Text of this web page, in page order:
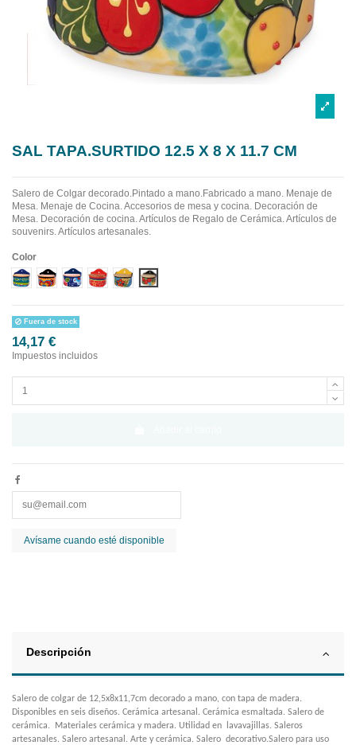
SAL TAPA.SURTIDO 12.5 X 8 X 11.7 CM
Salero de Colgar decorado.Pintado a mano.Fabricado a mano. Menaje de
Mesa. Menaje de Cocina. Accesorios de mesa y cocina. Decoración de
Mesa. Decoración de cocina. Artículos de Regalo de Cerámica. Artículos de
souvenirs. Artículos artesanales.
Color
Diseño 1Diseño 2Diseño 3Diseño 4Diseño 5Diseño 6
Fuera de stock
14,17 €
Impuestos incluidos
Descripción
Salero de colgar de 12,5x8x11,7cm decorado a mano, con tapa de madera.
Disponibles en seis diseños. Cerámica artesanal. Cerámica esmaltada. Salero de
cerámica. Materiales cerámica y madera. Utilidad en lavavajillas. Saleros
artesanales. Salero artesanal. Arte y cerámica. Salero decorativo.Salero para uso